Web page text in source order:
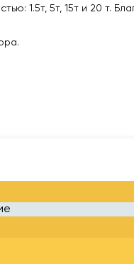
1.5т, 5т, 15т и 20 т.